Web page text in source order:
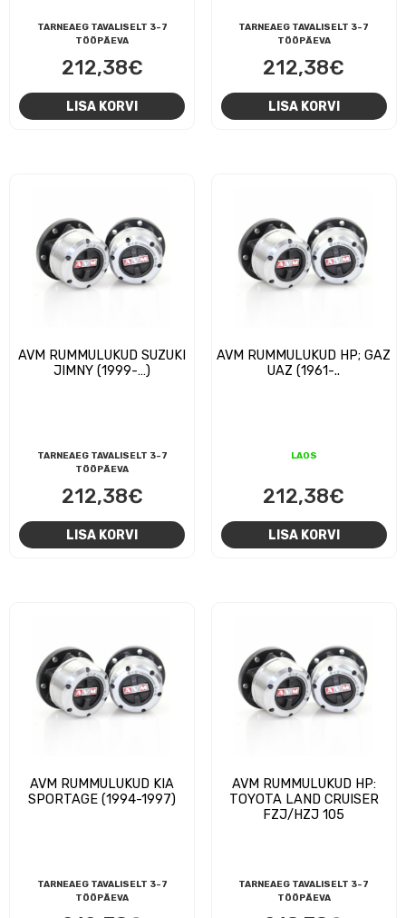
TARNEAEG TAVALISELT 3-7
TÖÖPÄEVA
212,38€
LISA KORVI
TARNEAEG TAVALISELT 3-7
TÖÖPÄEVA
212,38€
LISA KORVI
AVM RUMMULUKUD SUZUKI
JIMNY (1999-…)
TARNEAEG TAVALISELT 3-7
TÖÖPÄEVA
212,38€
LISA KORVI
AVM RUMMULUKUD HP; GAZ
UAZ (1961-..
LAOS
212,38€
LISA KORVI
AVM RUMMULUKUD KIA
SPORTAGE (1994-1997)
TARNEAEG TAVALISELT 3-7
TÖÖPÄEVA
AVM RUMMULUKUD HP:
TOYOTA LAND CRUISER
FZJ/HZJ 105
TARNEAEG TAVALISELT 3-7
TÖÖPÄEVA